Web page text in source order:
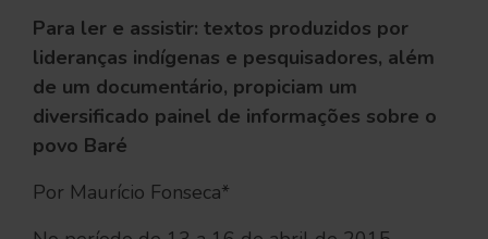
Para ler e assistir: textos produzidos por
lideranças indígenas e pesquisadores, além
de um documentário, propiciam um
diversificado painel de informações sobre o
povo Baré
Por Maurício Fonseca*